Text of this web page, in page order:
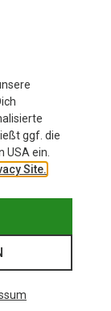
ggf. die
USA ein.
Site.